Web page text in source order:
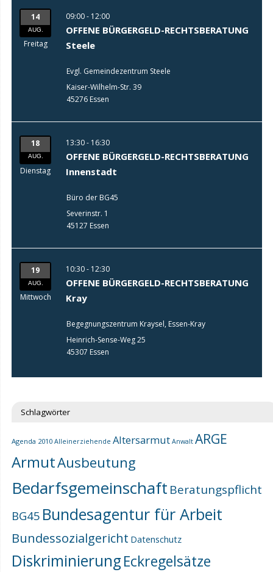
14
AUG.
Freitag
09:00 - 12:00
OFFENE BÜRGERGELD-RECHTSBERATUNG
Steele
Evgl. Gemeindezentrum Steele
Kaiser-Wilhelm-Str. 39
45276 Essen
18
AUG.
Dienstag
13:30 - 16:30
OFFENE BÜRGERGELD-RECHTSBERATUNG
Innenstadt
Büro der BG45
Severinstr. 1
45127 Essen
19
AUG.
Mittwoch
10:30 - 12:30
OFFENE BÜRGERGELD-RECHTSBERATUNG
Kray
Begegnungszentrum Kraysel, Essen-Kray
Heinrich-Sense-Weg 25
45307 Essen
Schlagwörter
Agenda 2010 Alleinerziehende Altersarmut Anwalt ARGE
ArmutAusbeutung
Bedarfsgemeinschaft Beratungspflicht
BG45 Bundesagentur für Arbeit
Bundessozialgericht Datenschutz
DiskriminierungEckregelsätze